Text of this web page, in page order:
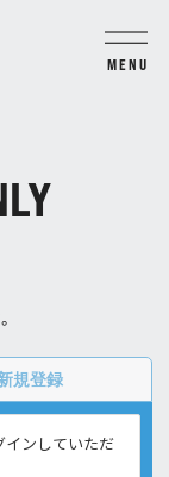
MENU
規登録
ンしていただ